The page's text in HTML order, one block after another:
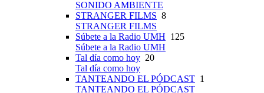
SONIDO AMBIENTE
STRANGER FILMS 8
STRANGER FILMS
Súbete a la Radio UMH 125
Súbete a la Radio UMH
Tal día como hoy 20
Tal día como hoy
TANTEANDO EL PÓDCAST 1
TANTEANDO EL PÓDCAST